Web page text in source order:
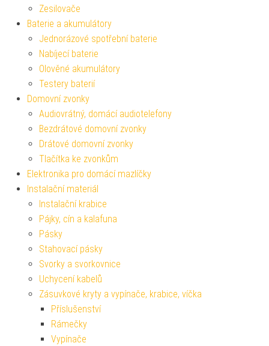
Zesilovače
Baterie a akumulátory
Jednorázové spotřební baterie
Nabíjecí baterie
Olověné akumulátory
Testery baterií
Domovní zvonky
Audiovrátný, domácí audiotelefony
Bezdrátové domovní zvonky
Drátové domovní zvonky
Tlačítka ke zvonkům
Elektronika pro domácí mazlíčky
Instalační materiál
Instalační krabice
Pájky, cín a kalafuna
Pásky
Stahovací pásky
Svorky a svorkovnice
Uchycení kabelů
Zásuvkové kryty a vypínače, krabice, víčka
Příslušenství
Rámečky
Vypínače